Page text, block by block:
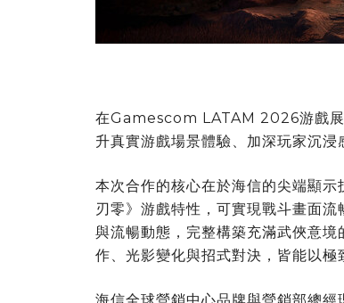
在Gamescom LATAM 2026游戲展
升真實游戲場景體驗、加深玩家沉浸
本次合作的核心在於海信的尖端顯
刃零》游戲特性，可實現戰斗畫面
與流暢動態，完整構築充滿武俠意
作、光影變化與招式對決，皆能以極